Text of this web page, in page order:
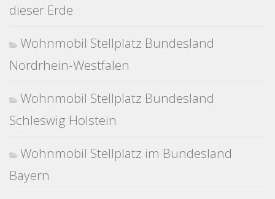
dieser Erde
Wohnmobil Stellplatz Bundesland
Nordrhein-Westfalen
Wohnmobil Stellplatz Bundesland
Schleswig Holstein
Wohnmobil Stellplatz im Bundesland
Bayern